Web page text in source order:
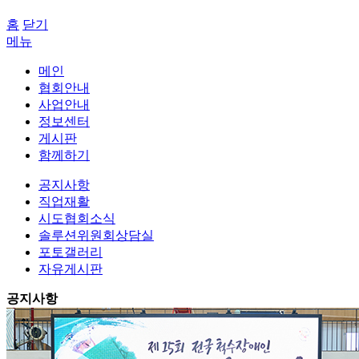
홈 닫기
메뉴
메인
협회안내
사업안내
정보센터
게시판
함께하기
공지사항
직업재활
시도협회소식
솔루션위원회상담실
포토갤러리
자유게시판
공지사항